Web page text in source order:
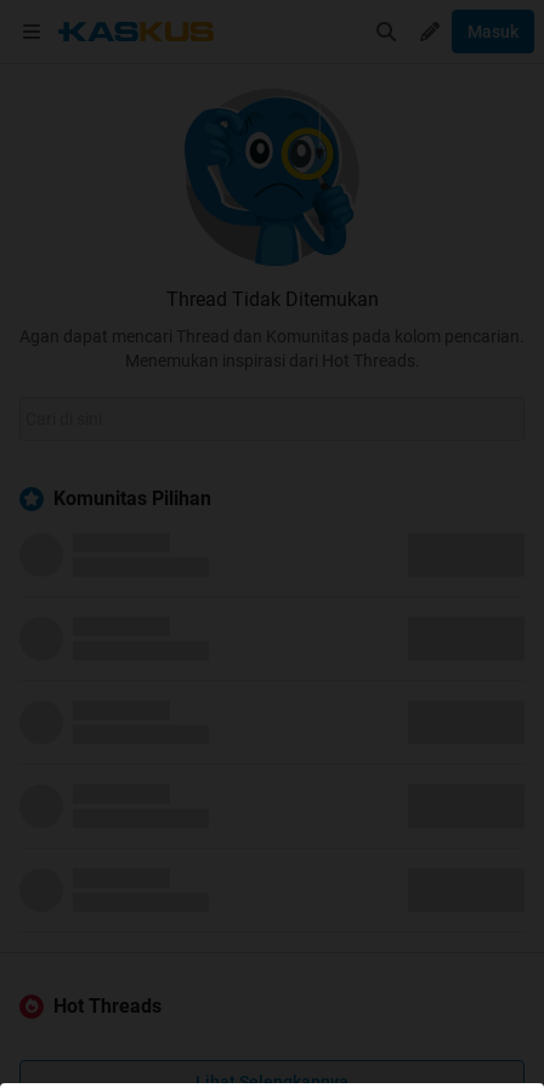
Masuk
Thread Tidak Ditemukan
Agan dapat mencari Thread dan Komunitas pada kolom pencarian.
Menemukan inspirasi dari Hot Threads.
Komunitas Pilihan
Hot Threads
Lihat Selengkapnya